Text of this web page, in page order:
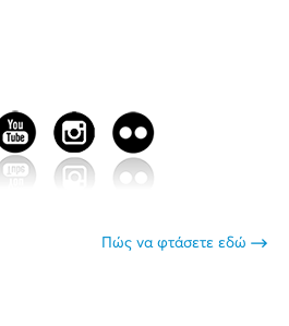
Πώς να φτάσετε εδώ